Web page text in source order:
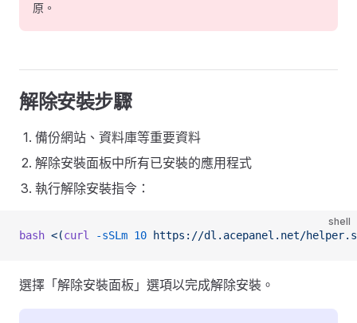
原。
解除安裝步驟
備份網站、資料庫等重要資料
解除安裝面板中所有已安裝的應用程式
執行解除安裝指令：
shell
bash <(curl -sSLm 10 https://dl.acepanel.net/
選擇「解除安裝面板」選項以完成解除安裝。